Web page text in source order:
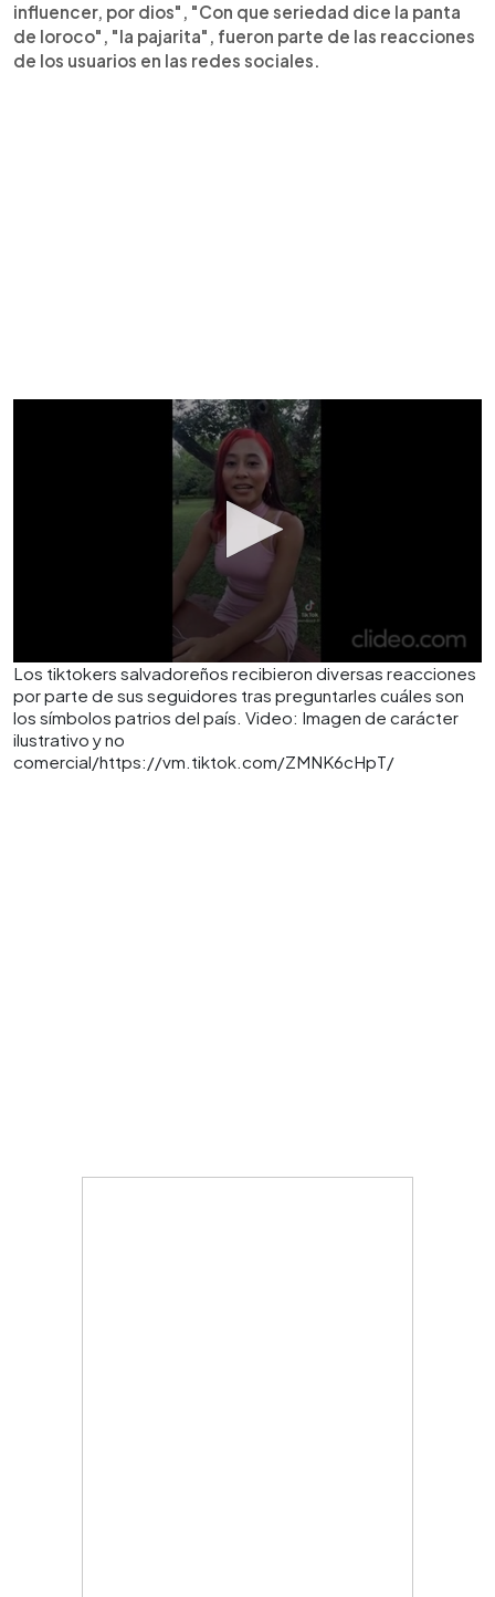
influencer, por dios", "Con que seriedad dice la panta
de loroco", "la pajarita", fueron parte de las reacciones
de los usuarios en las redes sociales.
Los tiktokers salvadoreños recibieron diversas reacciones
por parte de sus seguidores tras preguntarles cuáles son
los símbolos patrios del país. Video: Imagen de carácter
ilustrativo y no
comercial/https://vm.tiktok.com/ZMNK6cHpT/